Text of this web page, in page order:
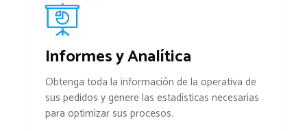
Informes y Analítica
Obtenga toda la información de la operativa de
sus pedidos y genere las estadísticas necesarias
para optimizar sus procesos.